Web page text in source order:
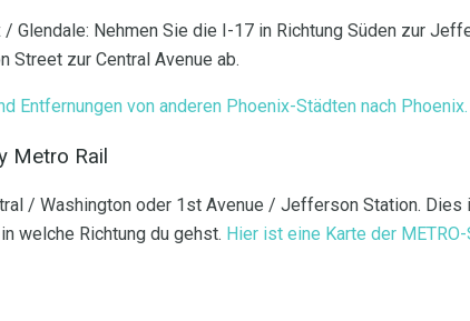
Glendale: Nehmen Sie die I-17 in Richtung Süden zur
zur Central Avenue ab.
Entfernungen von anderen Phoenix-Städten nach Phoenix.
Metro Rail
/ Washington oder 1st Avenue / Jefferson Station.
welche Richtung du gehst. Hier ist eine Karte der